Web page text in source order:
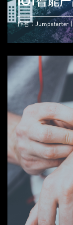
作者：Jumpstarter